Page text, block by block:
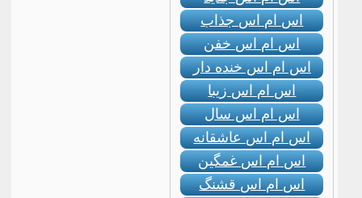
اس ام اس جذاب
اس ام اس خفن
اس ام اس خنده دار
اس ام اس زیبا
اس ام اس سال
اس ام اس عاشقانه
اس ام اس غمگین
اس ام اس قشنگ